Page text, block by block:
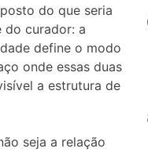
do que seria
do curador: a
define o modo
onde essas duas
a estrutura de
seja a relação